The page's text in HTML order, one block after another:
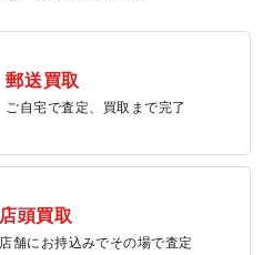
郵送買取
ご自宅で査定、買取まで完了
店頭買取
店舗にお持込みでその場で査定